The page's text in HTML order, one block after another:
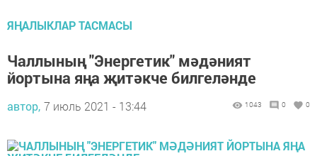
ЯҢАЛЫКЛАР ТАСМАСЫ
Чаллының "Энергетик" мәдәният
йортына яңа җитәкче билгеләнде
автор, 7 июль 2021 - 13:44 1043 0 0